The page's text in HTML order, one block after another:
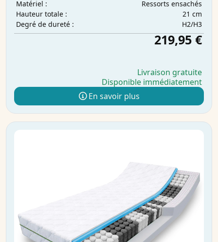
Matériel :
Ressorts ensachés
Hauteur totale :
21 cm
Degré de dureté :
H2/H3
219,95 €
Livraison gratuite
Disponible immédiatement
En savoir plus